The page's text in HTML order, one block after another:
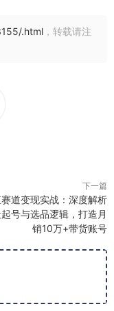
.html ，转载请注
下一篇
道变现实战：深度解析
号与选品逻辑，打造月
销10万+带货账号